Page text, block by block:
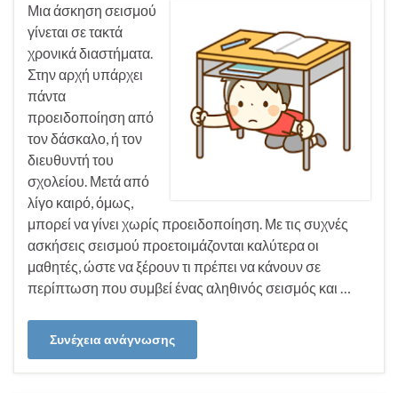
Μια άσκηση σεισμού
γίνεται σε τακτά
χρονικά διαστήματα.
Στην αρχή υπάρχει
πάντα
προειδοποίηση από
τον δάσκαλο, ή τον
διευθυντή του
σχολείου. Μετά από
λίγο καιρό, όμως,
μπορεί να γίνει χωρίς προειδοποίηση. Με τις συχνές
ασκήσεις σεισμού προετοιμάζονται καλύτερα οι
μαθητές, ώστε να ξέρουν τι πρέπει να κάνουν σε
περίπτωση που συμβεί ένας αληθινός σεισμός και …
Συνέχεια ανάγνωσης